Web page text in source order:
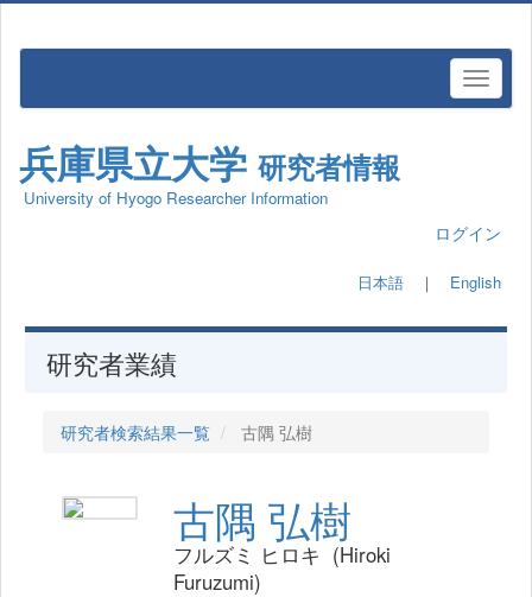
兵庫県立大学 研究者情報
University of Hyogo Researcher Information
ログイン
日本語 ｜ English
研究者業績
研究者検索結果一覧 古隅 弘樹
古隅 弘樹
フルズミ ヒロキ (Hiroki
Furuzumi)